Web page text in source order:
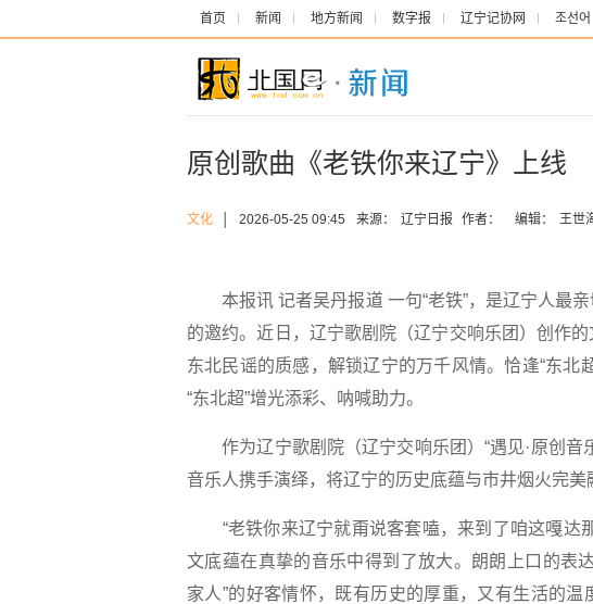
首页 新闻 地方新闻 数字报 辽宁记协网 조선어
原创歌曲《老铁你来辽宁》上线
文化 2026-05-25 09:45 来源： 辽宁日报 作者： 编辑： 王世
本报讯 记者吴丹报道 一句“老铁”，是辽宁人最亲
的邀约。近日，辽宁歌剧院（辽宁交响乐团）创作
东北民谣的质感，解锁辽宁的万千风情。恰逢“东北
“东北超”增光添彩、呐喊助力。
作为辽宁歌剧院（辽宁交响乐团）“遇见·原创音
音乐人携手演绎，将辽宁的历史底蕴与市井烟火完美
“老铁你来辽宁就甭说客套嗑，来到了咱这嘎达
文底蕴在真挚的音乐中得到了放大。朗朗上口的表
家人”的好客情怀，既有历史的厚重，又有生活的